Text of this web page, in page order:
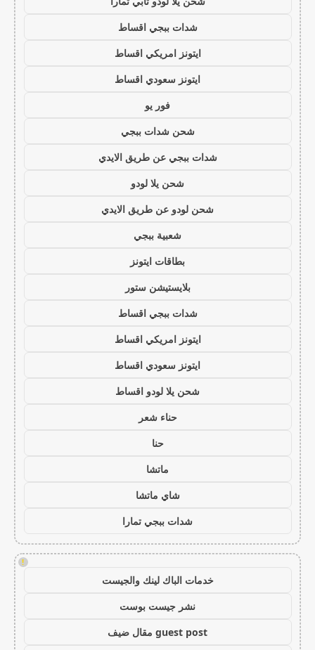
شدات ببجي اقساط
ايتونز امريكي اقساط
ايتونز سعودي اقساط
فور يو
شحن شدات ببجي
شدات ببجي عن طريق الايدي
شحن يلا لودو
شحن لودو عن طريق الايدي
شعبية ببجي
بطاقات ايتونز
بلايستيشن ستور
شدات ببجي اقساط
ايتونز امريكي اقساط
ايتونز سعودي اقساط
شحن يلا لودو اقساط
حناء شعر
حنا
ماتشا
شاي ماتشا
شدات ببجي تمارا
!
خدمات الباك لينك والجيست
نشر جيست بوست
guest post مقال ضيف